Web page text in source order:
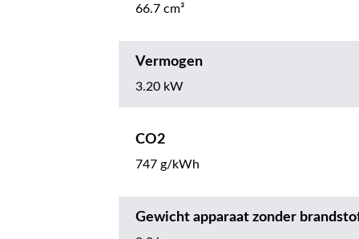
66.7 cm³
Vermogen
3.20 kW
CO2
747 g/kWh
Gewicht apparaat zonder